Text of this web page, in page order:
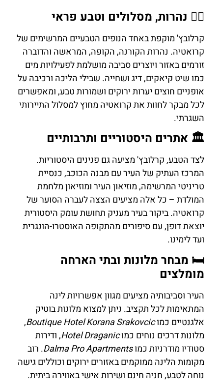
🚣‍♂️ נהרות, מסלולים וטבע פראי
קרלובץ' מוקפת באחד הנופים הטבעיים המרשימים של
קרואטיה. נהרות הקורנה, הקופה, המראשה והדוברה
זורמים באזור ויוצרים סביבה מושלמת לפעילויות מים
כמו שיט קיאקים, דיג ושחייה. שבילי הליכה ורכיבה על
אופניים חוצים יערות ירוקים ושמורות טבע, ומאפשרים
לכל מבקר לחוות את קרואטיה מחוץ למסלול התיירותי
השגרתי.
🏛️ אתרים היסטוריים ותרבותיים
לצד הטבע, קרלובץ' מציעה גם פנינים היסטוריות.
המרכז העתיק של העיר עם מבנה הכוכב, כנסיית
טריניטי המרשימה, מוזיאון העיר ומוזיאון מלחמת
המולדת – כל אלה מציעים הצצה לעברה הסוער של
קרואטיה. ביקור בעיר מעניק תחושת עומק היסטורית
יוצאת דופן, עם סיפורים מהתקופה האוסטרו-הונגרית
ועד לימינו.
🛏️ מבחר מלונות ובתי הארחה
מומלצים
העיר וסביבותיה מציעים מגוון אפשרויות לינה
המתאימות לכל תקציב. ניתן למצוא מלונות בוטיק
אלגנטיים כמוBoutique Hotel Korana Srakovcic
,
מלונות דרכים נוחים כמוHotel Draganic, ודירות
סטודיו מודרניות כמוDalma Pro Apartments. רוב
מקומות הלינה ממוקמים באזורים ירוקים וכוללים גישה
נוחה לטבע, חניה חינם ושירות אישי באווירה ביתית.